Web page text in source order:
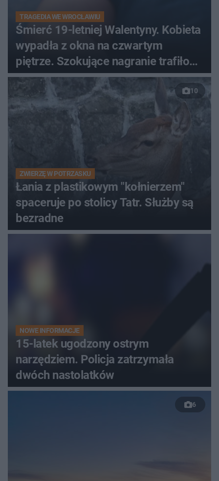
TRAGEDIA WE WROCŁAWIU
Śmierć 19-letniej Walentyny. Kobieta
wypadła z okna na czwartym
piętrze. Szokujące nagranie trafiło
do sieci
10
ZWIERZĘ W POTRZASKU
Łania z plastikowym "kołnierzem"
spaceruje po stolicy Tatr. Służby są
bezradne
NOWE INFORMACJE
15-latek ugodzony ostrym
narzędziem. Policja zatrzymała
dwóch nastolatków
6